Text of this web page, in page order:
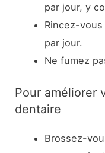
par jour, y
Rincez-vous
par jour.
Ne fumez
Pour améliorer
dentaire
Brossez-